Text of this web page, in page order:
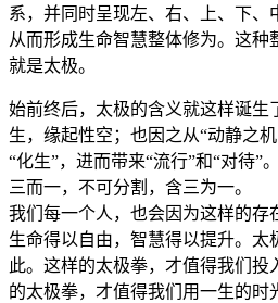
系，并同时呈现左、右、上、下、
从而形成生命智慧整体修为。这种
就是太极。
始前终后，太极的含义就这样诞生
生，缘起性空；也因之从“动静之
“化生”，进而带来“流行”和“对待”
三而一，不可分割，含三为一。
我们每一个人，也会因为这样的存
生命得以自由，智慧得以提升。太
此。这样的太极拳，才值得我们
的太极拳，才值得我们用一生的时